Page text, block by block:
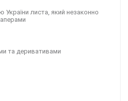
листа, який незаконно
та деривативами